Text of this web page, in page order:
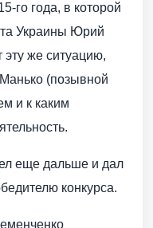
го года, в которой
Украины Юрий
эту же ситуацию,
(позывной
и к каким
еще дальше и дал
конкурса.